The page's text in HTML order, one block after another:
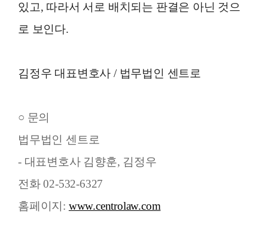
있고, 따라서 서로 배치되는 판결은 아닌 것으
로 보인다.
김정우 대표변호사 / 법무법인 센트로
○ 문의
법무법인 센트로
- 대표변호사 김향훈, 김정우
전화 02-532-6327
홈페이지: www.centrolaw.com